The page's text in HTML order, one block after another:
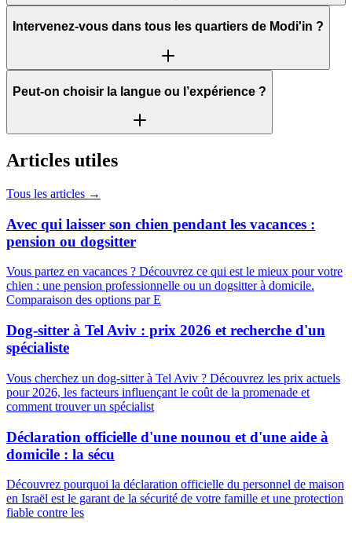
Intervenez‑vous dans tous les quartiers de Modi'in ?
Peut‑on choisir la langue ou l’expérience ?
Articles utiles
Tous les articles →
Avec qui laisser son chien pendant les vacances :
pension ou dogsitter
Vous partez en vacances ? Découvrez ce qui est le mieux pour votre
chien : une pension professionnelle ou un dogsitter à domicile.
Comparaison des options par E
Dog-sitter à Tel Aviv : prix 2026 et recherche d'un
spécialiste
Vous cherchez un dog-sitter à Tel Aviv ? Découvrez les prix actuels
pour 2026, les facteurs influençant le coût de la promenade et
comment trouver un spécialist
Déclaration officielle d'une nounou et d'une aide à
domicile : la sécu
Découvrez pourquoi la déclaration officielle du personnel de maison
en Israël est le garant de la sécurité de votre famille et une protection
fiable contre les